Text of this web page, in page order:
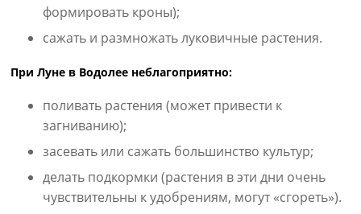
формировать кроны);
сажать и размножать луковичные растения.
При Луне в Водолее неблагоприятно:
поливать растения (может привести к
загниванию);
засевать или сажать большинство культур;
делать подкормки (растения в эти дни очень
чувствительны к удобрениям, могут «сгореть»).